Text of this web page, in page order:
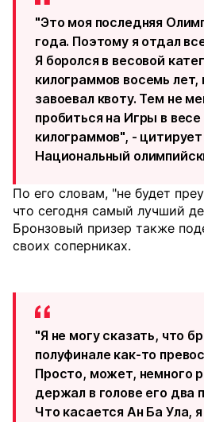
"Это моя последняя
года. Поэтому я отдал
Я боролся в весовой
килограммов восемь лет,
завоевал квоту. Тем не
пробиться на Игры в
килограммов", - цитирует
Национальный
По его словам, "не будет
что сегодня самый лучший
Бронзовый призер также
своих соперниках.
"Я не могу сказать, что
полуфинале как-то
Просто, может, немного
держал в голове его два
Что касается Ан Ба Ула,